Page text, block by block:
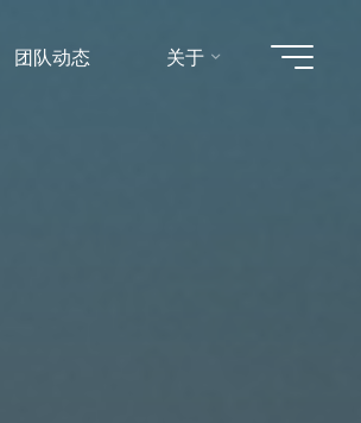
团队动态 关于